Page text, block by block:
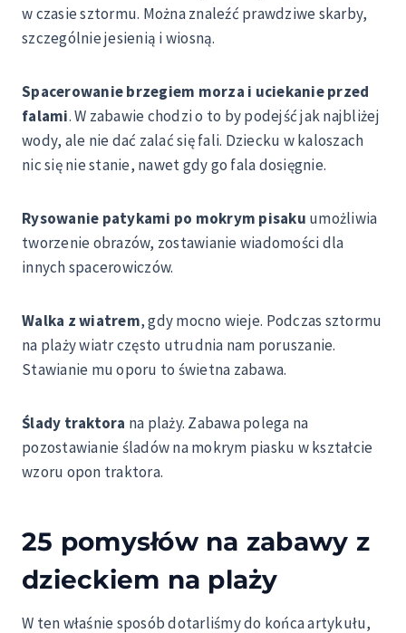
w czasie sztormu. Można znaleźć prawdziwe skarby,
szczególnie jesienią i wiosną.
Spacerowanie brzegiem morza i uciekanie przed
falami. W zabawie chodzi o to by podejść jak najbliżej
wody, ale nie dać zalać się fali. Dziecku w kaloszach
nic się nie stanie, nawet gdy go fala dosięgnie.
Rysowanie patykami po mokrym pisaku umożliwia
tworzenie obrazów, zostawianie wiadomości dla
innych spacerowiczów.
Walka z wiatrem, gdy mocno wieje. Podczas sztormu
na plaży wiatr często utrudnia nam poruszanie.
Stawianie mu oporu to świetna zabawa.
Ślady traktora na plaży. Zabawa polega na
pozostawianie śladów na mokrym piasku w kształcie
wzoru opon traktora.
25 pomysłów na zabawy z
dzieckiem na plaży
W ten właśnie sposób dotarliśmy do końca artykułu,